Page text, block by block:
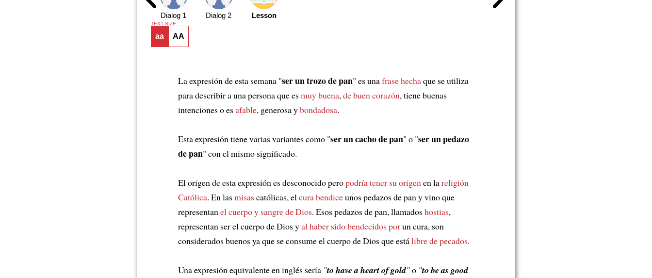
Dialog 1 Dialog 2 Lesson
TEXT SIZE
aa AA
La expresión de esta semana "ser un trozo de pan" es unafrase hechaque se utiliza
para describir a una persona que esmuy buena, de buen corazón, tiene buenas
intenciones o esafable, generosa ybondadosa.
Esta expresión tiene varias variantes como "ser un cacho de pan" o "ser un pedazo
de pan" con el mismo significado.
El origen de esta expresión es desconocido peropodría tener su origen en lareligión
Católica. En lasmisascatólicas, el curabendiceunos pedazos de pan y vino que
representan el cuerpo y sangre de Dios. Esos pedazos de pan, llamadoshostias,
representan ser el cuerpo de Dios yal haber sido bendecidos porun cura, son
considerados buenos ya que se consume el cuerpo de Dios que estálibre de pecados.
Una expresión equivalente en inglés sería "to have a heart of gold"o "to be as good